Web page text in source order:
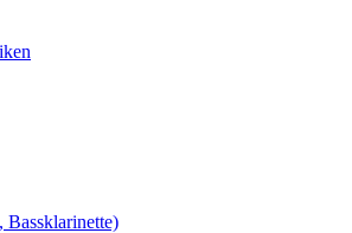
Bassklarinette)